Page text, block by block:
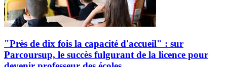
"Près de dix fois la capacité d'accueil" : sur
Parcoursup, le succès fulgurant de la licence pour